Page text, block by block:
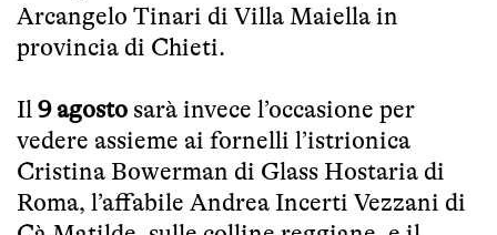
Arcangelo Tinari di Villa Maiella in
provincia di Chieti.
Il 9 agosto sarà invece l’occasione per
vedere assieme ai fornelli l’istrionica
Cristina Bowerman di Glass Hostaria di
Roma, l’affabile Andrea Incerti Vezzani di